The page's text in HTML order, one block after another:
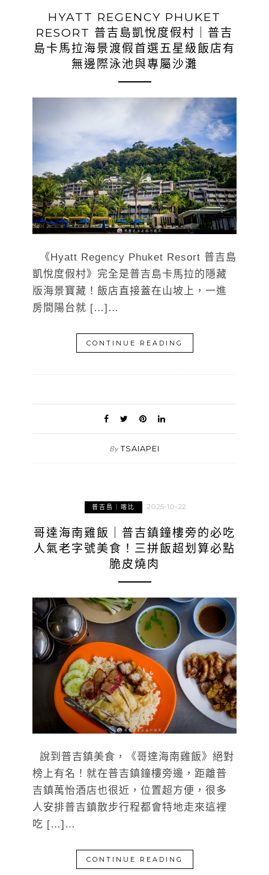
HYATT REGENCY PHUKET
RESORT 普吉島凱悅度假村｜普吉
島卡馬拉海景渡假首選五星級飯店有
無邊際泳池與專屬沙灘
《Hyatt Regency Phuket Resort 普吉島
凱悅度假村》完全是普吉島卡馬拉的隱藏
版海景寶藏！飯店直接蓋在山坡上，一進
房間陽台就 […]…
CONTINUE READING
By TSAIAPEI
普吉島｜喀比 2025-10-22
哥達海南雞飯｜普吉鎮鐘樓旁的必吃
人氣老字號美食！三拼飯超划算必點
脆皮燒肉
說到普吉鎮美食，《哥達海南雞飯》絕對
榜上有名！就在普吉鎮鐘樓旁邊，距離普
吉鎮萬怡酒店也很近，位置超方便，很多
人安排普吉鎮散步行程都會特地走來這裡
吃 […]…
CONTINUE READING